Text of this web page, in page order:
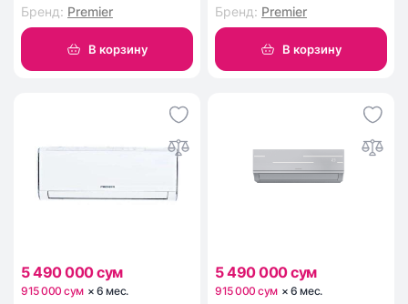
Бренд: Premier
В корзину
Бренд: Premier
В корзину
5 490 000 сум
915 000 сум ×6 мес.
5 490 000 сум
915 000 сум ×6 мес.